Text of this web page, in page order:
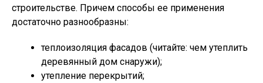
строительстве. Причем способы ее применения
достаточно разнообразны:
теплоизоляция фасадов (читайте: чем утеплить
деревянный дом снаружи);
утепление перекрытий;